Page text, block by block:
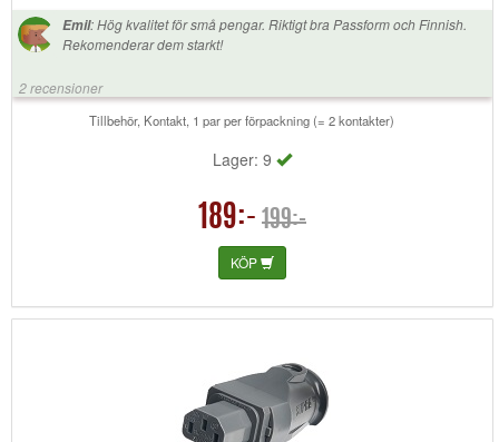
Emil:Hög kvalitet för små pengar. Riktigt bra Passform och Finnish.
Rekomenderar dem starkt!
2 recensioner
Tillbehör, Kontakt, 1 par per förpackning (= 2 kontakter)
Lager: 9
189:- 199:-
KÖP